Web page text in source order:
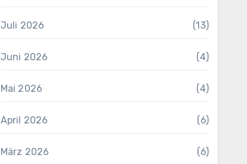
Juli 2026 (13)
Juni 2026 (4)
Mai 2026 (4)
April 2026 (6)
März 2026 (6)